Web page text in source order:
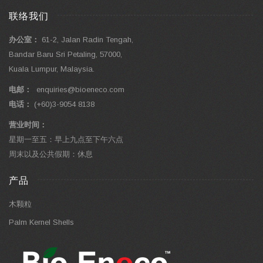
联络我们
办公室： 61-2, Jalan Radin Tengah,
Bandar Baru Sri Petaling, 57000,
Kuala Lumpur, Malaysia.
电邮：
enquiries@bioeneco.com
电话： (+60)3-9054 8138
营业时间：
星期一至五：早上九点至下午六点
周末以及公共假期：休息
产品
木颗粒
Palm Kernel Shells